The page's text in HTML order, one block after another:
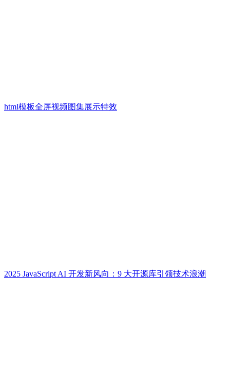
html模板全屏视频图集展示特效
2025 JavaScript AI 开发新风向：9 大开源库引领技术浪潮